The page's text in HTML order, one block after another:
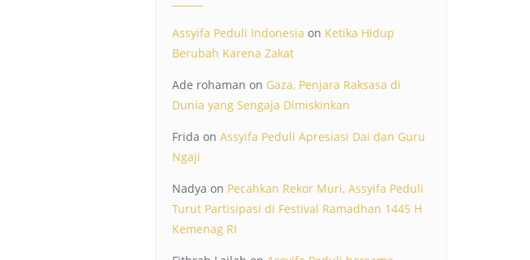
Assyifa Peduli Indonesia on Ketika Hidup
Berubah Karena Zakat
Ade rohaman on Gaza, Penjara Raksasa di
Dunia yang Sengaja Dimiskinkan
Frida on Assyifa Peduli Apresiasi Dai dan Guru
Ngaji
Nadya on Pecahkan Rekor Muri, Assyifa Peduli
Turut Partisipasi di Festival Ramadhan 1445 H
Kemenag RI